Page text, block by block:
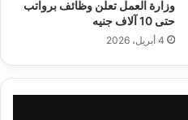
وزارة العمل تعلن وظائف برواتب
حتى 10 آلاف جنيه
4 أبريل، 2026